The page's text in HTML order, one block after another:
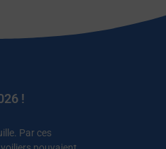
!
Par ces